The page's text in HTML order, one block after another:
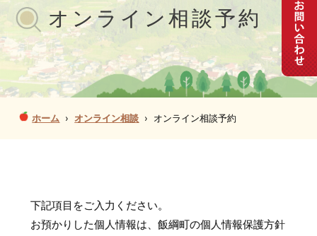
オンライン相談予約
ホーム › オンライン相談 › オンライン相談予約
下記項目をご入力ください。
お預かりした個人情報は、飯綱町の個人情報保護方針